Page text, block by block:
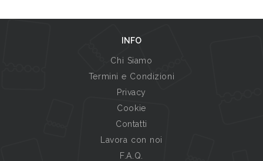
INFO
Chi Siamo
Termini e Condizioni
Privacy
Cookie
Contatti
Lavora con noi
F.A.Q.